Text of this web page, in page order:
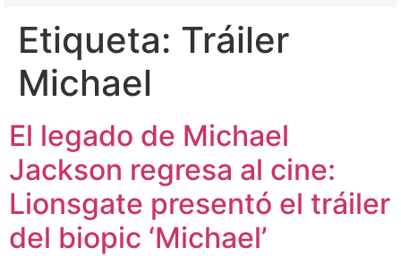
Etiqueta: Tráiler
Michael
El legado de Michael
Jackson regresa al cine:
Lionsgate presentó el tráiler
del biopic ‘Michael’